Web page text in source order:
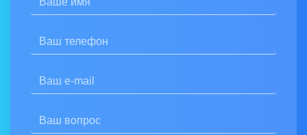
Ознакомлен(а) сПолитикой конфиденциальности
Отзыв: